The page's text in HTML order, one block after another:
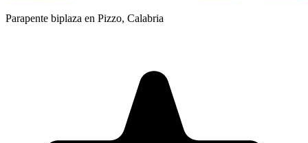
Parapente biplaza en Pizzo, Calabria